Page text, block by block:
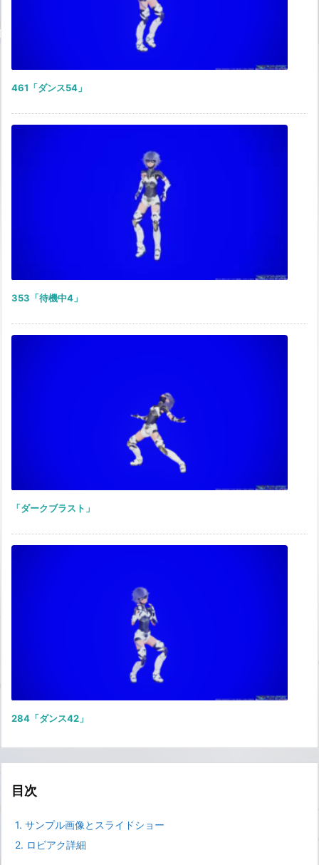
461「ダンス54」
353「待機中4」
「ダークブラスト」
284「ダンス42」
目次
1. サンプル画像とスライドショー
2. ロビアク詳細